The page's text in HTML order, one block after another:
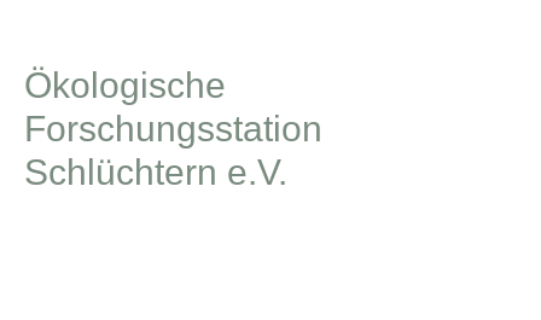
Ökologische
Forschungsstation
Schlüchtern e.V.